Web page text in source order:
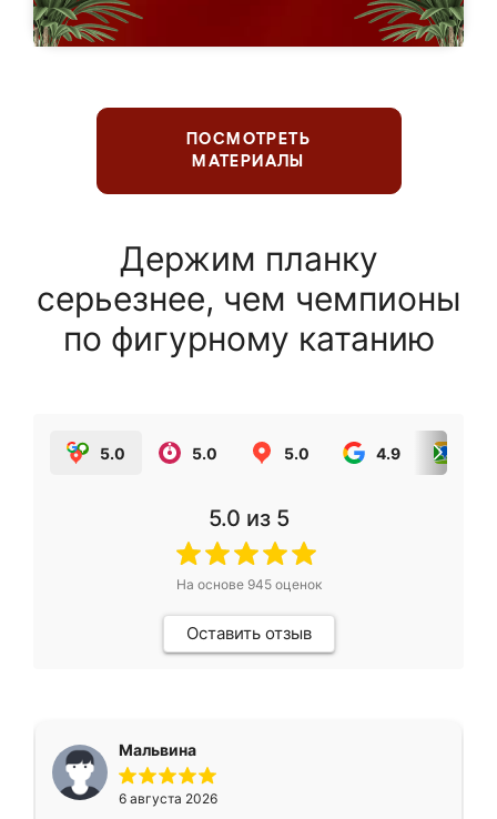
ПОСМОТРЕТЬ
МАТЕРИАЛЫ
Держим планку
серьезнее, чем чемпионы
по фигурному катанию
5.0 5.0 5.0 4.9
5.0 из 5
На основе 945оценок
Оставить отзыв
Мальвина
6 августа 2026